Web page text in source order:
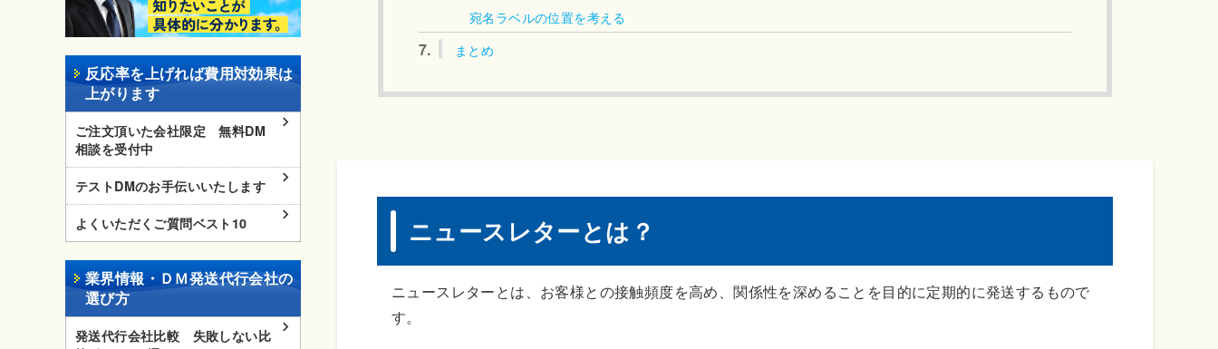
宛名ラベルの位置を考える
7. まとめ
ニュースレターとは？
ニュースレターとは、お客様との接触頻度を高め、関係性を深めることを目的に定期的に発送するもので
す。
反応率を上げれば費用対効果は
上がります
ご注文頂いた会社限定 無料DM
相談を受付中
テストDMのお手伝いいたします
よくいただくご質問ベスト10
業界情報・ＤＭ発送代行会社の
選び方
発送代行会社比較 失敗しない比